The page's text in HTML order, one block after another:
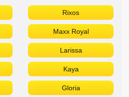
Rixos
Maxx Royal
Larissa
Kaya
Gloria